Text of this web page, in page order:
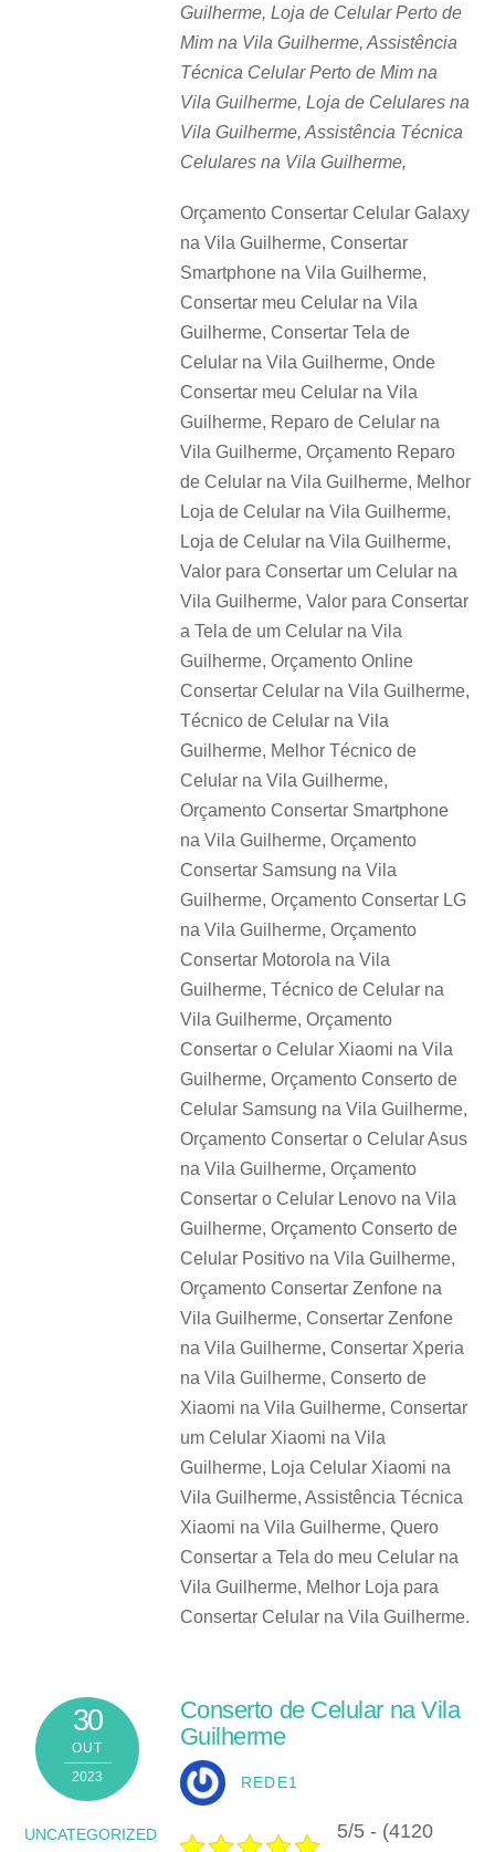
Guilherme, Loja de Celular Perto de
Mim na Vila Guilherme, Assistência
Técnica Celular Perto de Mim na
Vila Guilherme, Loja de Celulares na
Vila Guilherme, Assistência Técnica
Celulares na Vila Guilherme,
Orçamento Consertar Celular Galaxy
na Vila Guilherme, Consertar
Smartphone na Vila Guilherme,
Consertar meu Celular na Vila
Guilherme, Consertar Tela de
Celular na Vila Guilherme, Onde
Consertar meu Celular na Vila
Guilherme, Reparo de Celular na
Vila Guilherme, Orçamento Reparo
de Celular na Vila Guilherme, Melhor
Loja de Celular na Vila Guilherme,
Loja de Celular na Vila Guilherme,
Valor para Consertar um Celular na
Vila Guilherme, Valor para Consertar
a Tela de um Celular na Vila
Guilherme, Orçamento Online
Consertar Celular na Vila Guilherme,
Técnico de Celular na Vila
Guilherme, Melhor Técnico de
Celular na Vila Guilherme,
Orçamento Consertar Smartphone
na Vila Guilherme, Orçamento
Consertar Samsung na Vila
Guilherme, Orçamento Consertar LG
na Vila Guilherme, Orçamento
Consertar Motorola na Vila
Guilherme, Técnico de Celular na
Vila Guilherme, Orçamento
Consertar o Celular Xiaomi na Vila
Guilherme, Orçamento Conserto de
Celular Samsung na Vila Guilherme,
Orçamento Consertar o Celular Asus
na Vila Guilherme, Orçamento
Consertar o Celular Lenovo na Vila
Guilherme, Orçamento Conserto de
Celular Positivo na Vila Guilherme,
Orçamento Consertar Zenfone na
Vila Guilherme, Consertar Zenfone
na Vila Guilherme, Consertar Xperia
na Vila Guilherme, Conserto de
Xiaomi na Vila Guilherme, Consertar
um Celular Xiaomi na Vila
Guilherme, Loja Celular Xiaomi na
Vila Guilherme, Assistência Técnica
Xiaomi na Vila Guilherme, Quero
Consertar a Tela do meu Celular na
Vila Guilherme, Melhor Loja para
Consertar Celular na Vila Guilherme.
30
OUT
2023
UNCATEGORIZED
Conserto de Celular na Vila
Guilherme
REDE1
5/5 - (4120